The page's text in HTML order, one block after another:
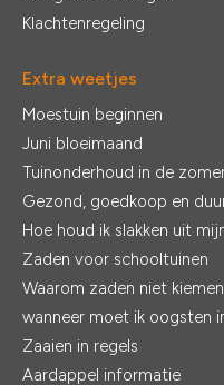
Klachtenregeling
Extra weetjes
Moestuin beginnen
Juni bloeimaand
Tuinonderhoud in de
Gezond, goedkoop en
Hoe houd ik slakken uit
Zaden voor schooltuinen
Waarom zaden niet kiemen
wanneer moet ik oogsten
Zaaien in regels
Aardappel informatie